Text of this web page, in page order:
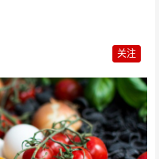
关注
于本周